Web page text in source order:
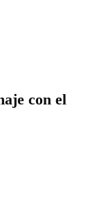
con el